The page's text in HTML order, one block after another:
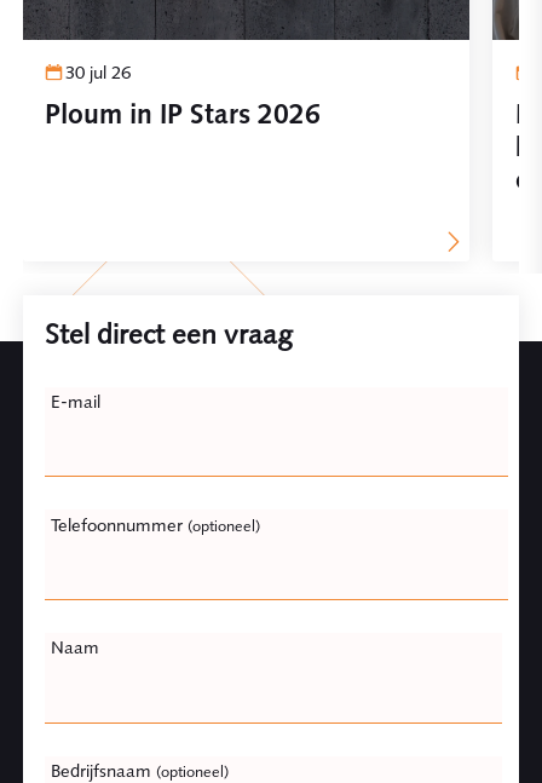
30 jul 26
Ploum in IP Stars 2026
Stel direct een vraag
this
E-mail
Telefoonnummer (optioneel)
Naam
Bedrijfsnaam (optioneel)